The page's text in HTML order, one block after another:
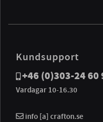
Kundsupport
+46 (0)303-24 60
Vardagar 10-16.30
info [a] crafton.se